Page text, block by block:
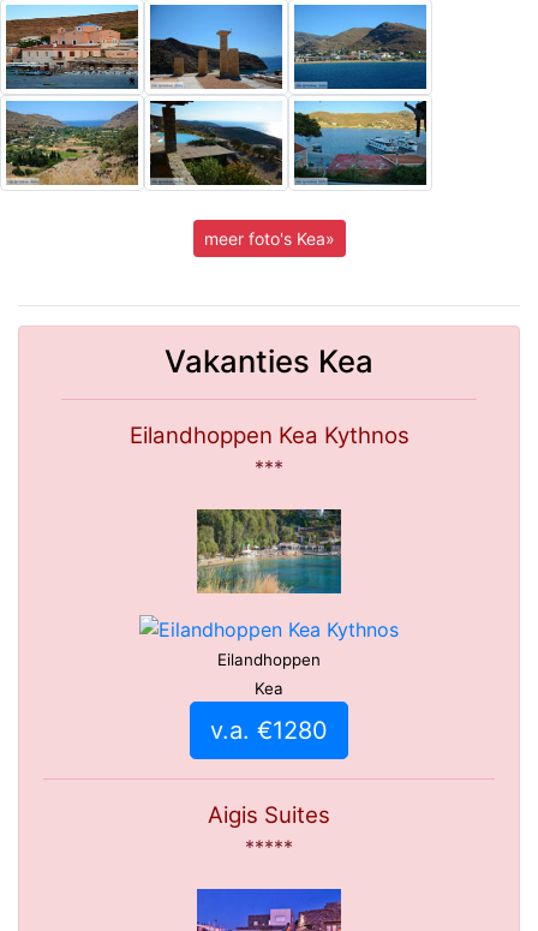
meer foto's Kea»
Vakanties Kea
Eilandhoppen Kea Kythnos
***
Eilandhoppen
Kea
v.a. €1280
Aigis Suites
*****